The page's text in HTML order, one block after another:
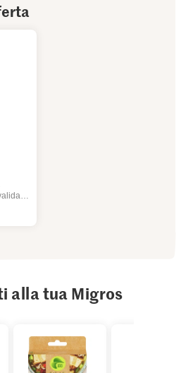
esaurimento dello stock.
alla tua Migros